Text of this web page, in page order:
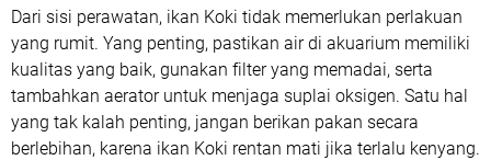
Dari sisi perawatan, ikan Koki tidak memerlukan perlakuan
yang rumit. Yang penting, pastikan air di akuarium memiliki
kualitas yang baik, gunakan filter yang memadai, serta
tambahkan aerator untuk menjaga suplai oksigen. Satu hal
yang tak kalah penting, jangan berikan pakan secara
berlebihan, karena ikan Koki rentan mati jika terlalu kenyang.